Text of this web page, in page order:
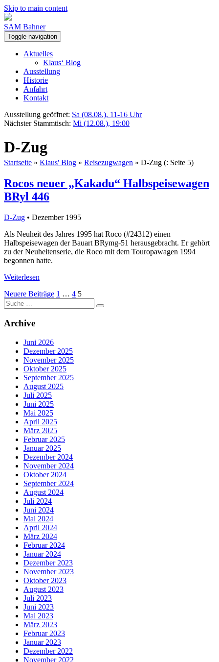
Skip to main content
SAM Bahner
Toggle navigation
Aktuelles
Klaus‘ Blog
Ausstellung
Historie
Anfahrt
Kontakt
Ausstellung geöffnet: Sa (08.08.), 11-16 Uhr
Nächster Stammtisch: Mi (12.08.), 19:00
D-Zug
Startseite » Klaus' Blog » Reisezugwagen » D-Zug (: Seite 5)
Rocos neuer „Kakadu“ Halbspeisewagen
BRyl 446
D-Zug • Dezember 1995
Als Neuheit des Jahres 1995 hat Roco (#24312) einen
Halbspeisewagen der Bauart BRymg-51 herausgebracht. Er gehört
zu der Neuheitenserie, die Roco mit dem Touropawagen 1994
begonnen hatte.
Weiterlesen
Seitennummerierung
der
Beiträge
Neuere Beiträge 1 … 4 5
Suche
nach:
Archive
Juni 2026
Dezember 2025
November 2025
Oktober 2025
September 2025
August 2025
Juli 2025
Juni 2025
Mai 2025
April 2025
März 2025
Februar 2025
Januar 2025
Dezember 2024
November 2024
Oktober 2024
September 2024
August 2024
Juli 2024
Juni 2024
Mai 2024
April 2024
März 2024
Februar 2024
Januar 2024
Dezember 2023
November 2023
Oktober 2023
August 2023
Juli 2023
Juni 2023
Mai 2023
März 2023
Februar 2023
Januar 2023
Dezember 2022
November 2022